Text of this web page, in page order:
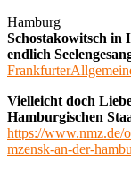
Hamburg
Schostakowitsch
endlich
Vielleicht doch
Hamburgischen
https://www.nmz.de/
mzensk-an-der-